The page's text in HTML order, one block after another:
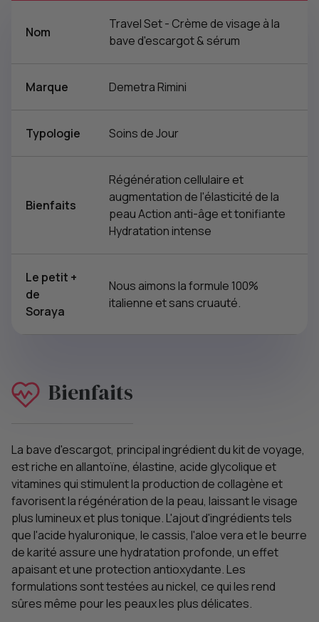
Nom
Travel Set - Crème de visage à la
bave d'escargot & sérum
Marque Demetra Rimini
Typologie Soins de Jour
Bienfaits
Régénération cellulaire et
augmentation de l'élasticité de la
peau Action anti-âge et tonifiante
Hydratation intense
Le petit +
de
Soraya
Nous aimons la formule 100%
italienne et sans cruauté.
Bienfaits
La bave d'escargot, principal ingrédient du kit de voyage,
est riche en allantoïne, élastine, acide glycolique et
vitamines qui stimulent la production de collagène et
favorisent la régénération de la peau, laissant le visage
plus lumineux et plus tonique. L'ajout d'ingrédients tels
que l'acide hyaluronique, le cassis, l'aloe vera et le beurre
de karité assure une hydratation profonde, un effet
apaisant et une protection antioxydante. Les
formulations sont testées au nickel, ce qui les rend
sûres même pour les peaux les plus délicates.